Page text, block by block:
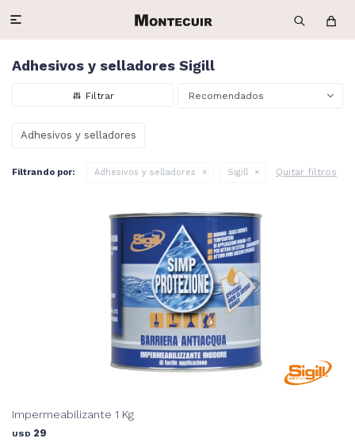

Adhesivos y selladores Sigill
Recomendados
Adhesivos y selladores
Filtrando por: Adhesivos y selladores Sigill Quitar filtros
Impermeabilizante 1 Kg
USD 29